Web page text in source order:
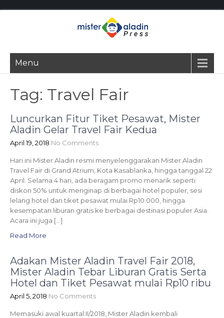
Menu
Tag: Travel Fair
Luncurkan Fitur Tiket Pesawat, Mister
Aladin Gelar Travel Fair Kedua
April 19, 2018 No Comments
Hari ini Mister Aladin resmi menyelenggarakan Mister Aladin
Travel Fair di Grand Atrium, Kota Kasablanka, hingga tanggal 22
April. Selama 4 hari, ada beragam promo menarik seperti
diskon 50% untuk menginap di berbagai hotel populer, sesi
lelang hotel dan tiket pesawat mulai Rp10.000, hingga
kesempatan liburan gratis ke berbagai destinasi populer Asia.
Acara ini juga […]
Read More
Adakan Mister Aladin Travel Fair 2018,
Mister Aladin Tebar Liburan Gratis Serta
Hotel dan Tiket Pesawat mulai Rp10 ribu
April 5, 2018 No Comments
Memasuki awal kuartal II/2018, Mister Aladin kembali